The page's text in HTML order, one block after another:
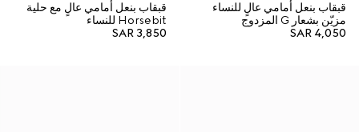
قبقاب بنعل أمامي عالٍ للنساء
مزيّن بشعار G المزدوج
SAR 4,050
قبقاب بنعل أمامي عالٍ مع حلية
Horsebit للنساء
SAR 3,850